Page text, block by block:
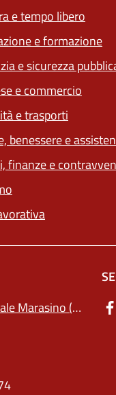
e tempo libero
e formazione
e sicurezza
e commercio
e trasporti
benessere e
finanze e
(BS)